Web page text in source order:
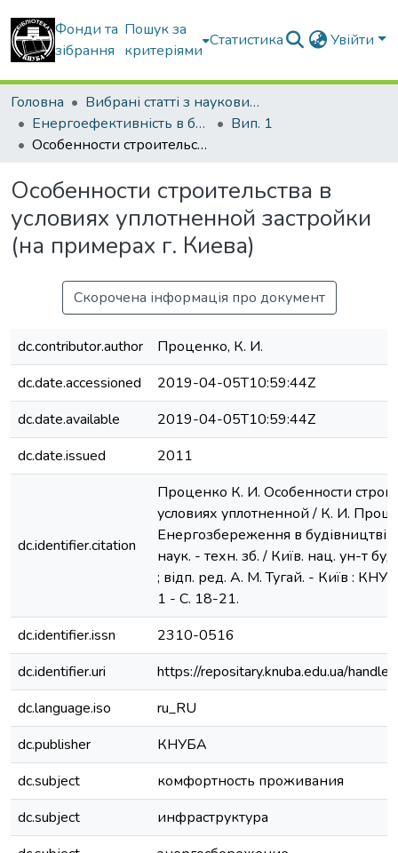
Фонди та
зібрання
Пошук за
критеріями
Статистика Увійти
Головна
Вибрані статті з наукових збірників КНУБА
Енергоефективність в будівництві та архітектурі
Вип. 1
Особенности строительства в условиях уплотненной застройки (на примерах г. Киева)
Особенности строительства в
условиях уплотненной застройки
(на примерах г. Киева)
Скорочена інформація про документ
dc.contributor.author
Проценко, К. И.
dc.date.accessioned
2019-04-05T10:59:44Z
dc.date.available
2019-04-05T10:59:44Z
dc.date.issued
2011
dc.identifier.citation
Проценко К. И. Особенности
условиях уплотненной / К. И.
Енергозбереження в будівництві
наук. - техн. зб. / Київ. нац. ун-т
; відп. ред. А. М. Тугай. - Київ :
1 - С. 18-21.
dc.identifier.issn
2310-0516
dc.identifier.uri
https://repositary.knuba.edu.ua/
dc.language.iso
ru_RU
dc.publisher
КНУБА
dc.subject
комфортность проживания
dc.subject
инфраструктура